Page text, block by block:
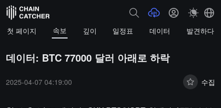
첫 페이지 속보 깊이 일정표 데이터 발견하다
데이터: BTC 77000 달러 아래로 하락
2025-04-07 04:19:00 수집